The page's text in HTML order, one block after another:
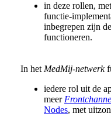
in deze rollen,
functie-
inbegrepen zijn
functioneren.
In hetMedMij-netwerk
iedere rol uit de
meer
Nodes, met